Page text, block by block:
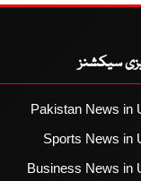
سیکشنز
Pakistan News in
Sports News in
Business News in